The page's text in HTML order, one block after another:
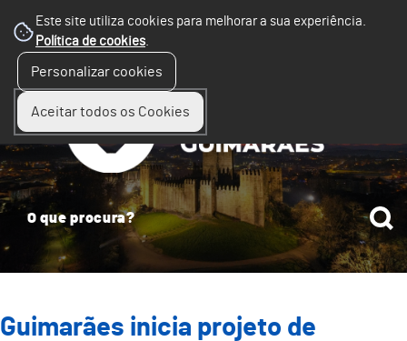
Este site utiliza cookies para melhorar a sua experiência.
Política de cookies.
Personalizar cookies
Aceitar todos os Cookies
Guimarães inicia projeto de